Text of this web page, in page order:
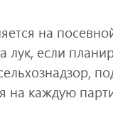
на
если
на каждую